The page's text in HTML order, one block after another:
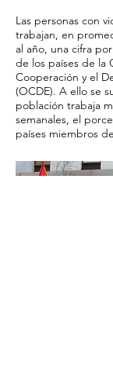
Las personas con
trabajan, en
al año, una cifra
de los países de la
Cooperación y el
(OCDE). A ello se
población trabaja
semanales, el
países miembros